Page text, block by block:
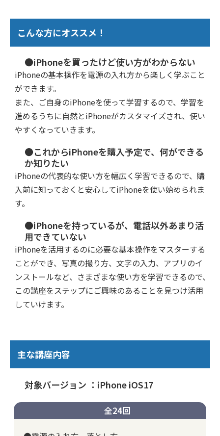
こんな方にオススメ！
●iPhoneを買ったけど使い方がわからない
iPhoneの基本操作を電源の入れ方から楽しく学ぶこと
ができます。
また、ご自身のiPhoneを使って学習するので、学習を
進めるうちに自然とiPhoneがカスタマイズされ、使い
やすくなっていきます。
●これからiPhoneを購入予定で、何ができる
か知りたい
iPhoneの代表的な使い方を幅広く学習できるので、購
入前に知っておくと安心してiPhoneを使い始められま
す。
●iPhoneを持っているが、電話以外あまり活
用できていない
iPhoneを活用するのに必要な基本操作をマスターする
ことができ、写真の撮り方、文字の入力、アプリのイ
ンストールなど、さまざまな使い方を学習できるので、
この講座をステップにご興味のあることを見つけ活用
していけます。
主な講座内容
対象バージョン ：iPhone iOS17
全24回